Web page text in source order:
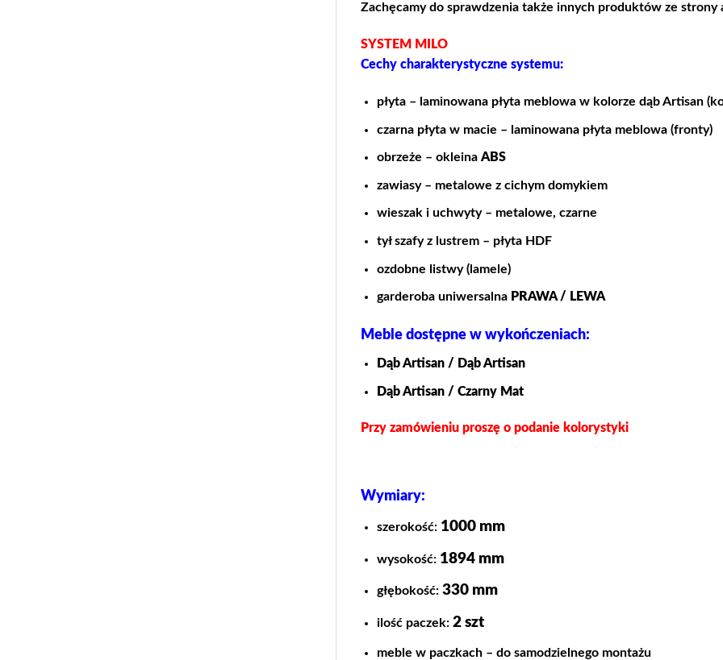
Zachęcamy do sprawdzenia także innych produktów ze strony
SYSTEM MILO
Cechy charakterystyczne systemu:
płyta – laminowana płyta meblowa w kolorze dąb Artisan
czarna płyta w macie – laminowana płyta meblowa (fronty)
obrzeże – okleinaABS
zawiasy – metalowe z cichym domykiem
wieszak i uchwyty – metalowe, czarne
tył szafy z lustrem – płyta HDF
ozdobne listwy (lamele)
garderoba uniwersalna PRAWA / LEWA
Meble dostępne w wykończeniach:
Dąb Artisan / Dąb Artisan
Dąb Artisan / Czarny Mat
Przy zamówieniu proszę o podanie kolorystyki
Wymiary:
szerokość: 1000 mm
wysokość: 1894 mm
głębokość: 330 mm
ilość paczek:2 szt
meble w paczkach – do samodzielnego montażu